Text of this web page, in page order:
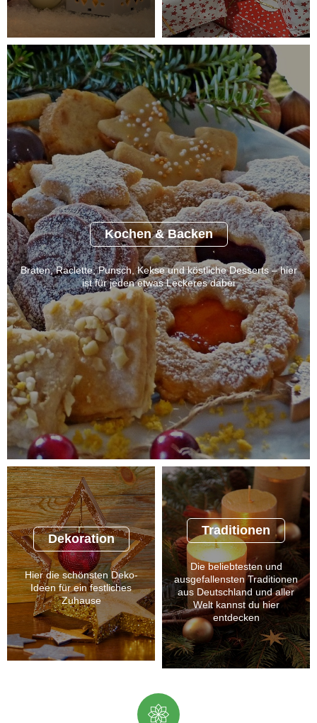
Kochen & Backen
Braten, Raclette, Punsch, Kekse und köstliche Desserts – hier
ist für jeden etwas Leckeres dabei
Dekoration
Hier die schönsten Deko-
Ideen für ein festliches
Zuhause
Traditionen
Die beliebtesten und
ausgefallensten Traditionen
aus Deutschland und aller
Welt kannst du hier
entdecken